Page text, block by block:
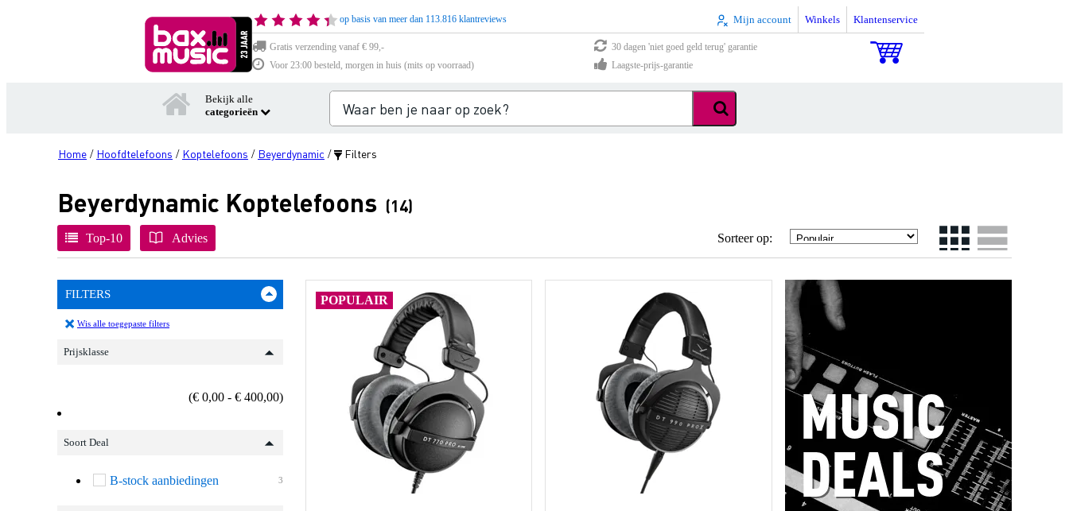
op basis van meer dan 113.816 klantreviews Mijn account Winkels Klantenservice
Gratis verzending vanaf € 99,-
30 dagen 'niet goed geld terug' garantie
Voor 23:00 besteld, morgen in huis (mits op voorraad)
Laagste-prijs-garantie
Bekijk alle
categorieën
Home / Hoofdtelefoons / Koptelefoons / Beyerdynamic / Filters
Beyerdynamic Koptelefoons (14)
Top-10 Advies Sorteer op:
FILTERS
Wis alle toegepaste filters
Prijsklasse
(€ 0,00 - € 400,00)
Soort Deal
3
B-stock aanbiedingen
POPULAIR